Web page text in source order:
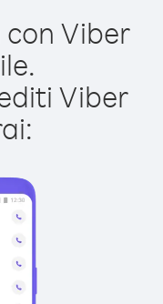
Viber
Viber